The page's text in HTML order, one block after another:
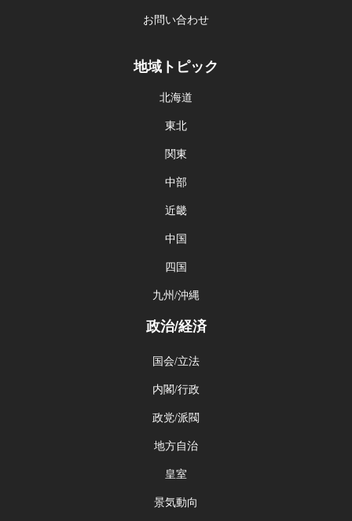
お問い合わせ
地域トピック
北海道
東北
関東
中部
近畿
中国
四国
九州/沖縄
政治/経済
国会/立法
内閣/行政
政党/派閥
地方自治
皇室
景気動向